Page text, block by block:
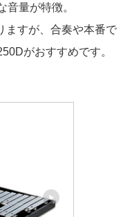
音量が特徴。
ますが、合奏や本番で
がおすすめです。